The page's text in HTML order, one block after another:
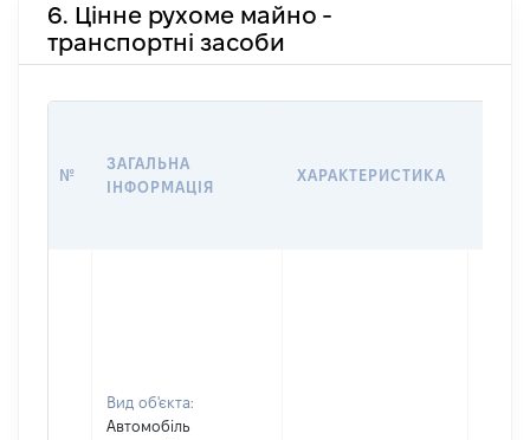
6. Цінне рухоме майно -
транспортні засоби
№
ЗАГАЛЬНА
ІНФОРМАЦІЯ
ХАРАКТЕРИСТИКА
Вид об'єкта:
Автомобіль